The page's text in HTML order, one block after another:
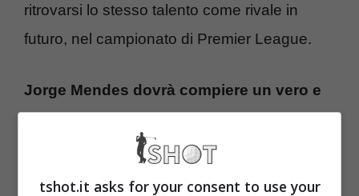
ritrovarsi lo stesso talento come rivale in
futuro, nel campionato di Premier League.
Jorge Mendes dovrà compiere un vero e
Silva in Serie A per una cifra intorno ai 40-
50 milioni
, oltre al pesante ingaggio che
tshot.it asks for your consent to use your